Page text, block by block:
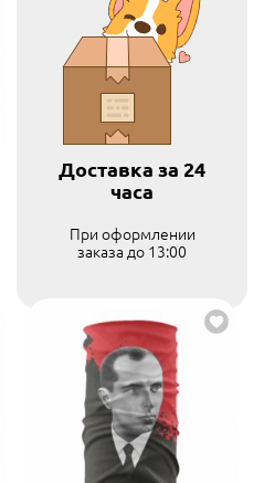
Доставка за 24
часа
При оформлении
заказа до 13:00